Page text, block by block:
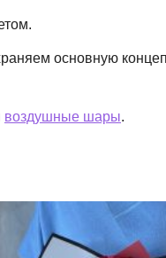
основную
воздушные шары.